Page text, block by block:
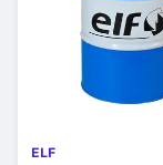
ELF